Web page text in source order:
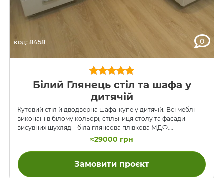
код: 8458 0
Білий Глянець стіл та шафа у
дитячій
Кутовий стіл й дводверна шафа-купе у дитячій. Всі меблі
виконані в білому кольорі, стільниця столу та фасади
висувних шухляд – біла глянсова плівкова МДФ.
Наповнення дверей-купе у шафі – дзеркало.
≈29000 грн
Замовити проєкт